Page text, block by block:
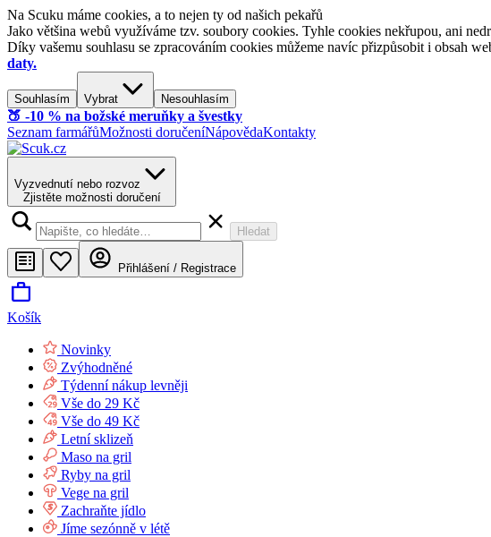
Na Scuku máme cookies, a to nejen ty od našich pekařů
Jako většina webů využíváme tzv. soubory cookies. Tyhle cookies nekřupou, ani
Díky vašemu souhlasu se zpracováním cookies můžeme navíc přizpůsobit i obsah
daty.
Souhlasím Vybrat Nesouhlasím
🍑​ -10 % na božské meruňky a švestky
Seznam farmářůMožnosti doručeníNápovědaKontakty
Vyzvednutí nebo rozvoz
Zjistěte možnosti doručení
Hledat
Přihlášení / Registrace
Košík
Novinky
Zvýhodněné
Týdenní nákup levněji
Vše do 29 Kč
Vše do 49 Kč
Letní sklizeň
Maso na gril
Ryby na gril
Vege na gril
Zachraňte jídlo
Jíme sezónně v létě